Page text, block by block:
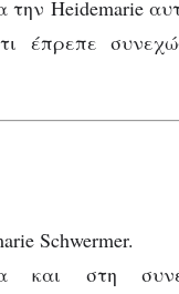
Heidemarie
έπρεπε
Schwermer.
και στη